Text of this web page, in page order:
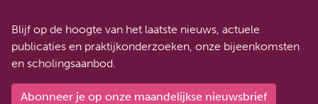
Blijf op de hoogte van het laatste nieuws, actuele
publicaties en praktijkonderzoeken, onze bijeenkomsten
en scholingsaanbod.
Abonneer je op onze maandelijkse nieuwsbrief